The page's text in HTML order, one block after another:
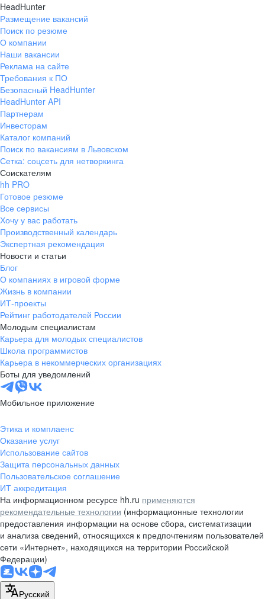
HeadHunter
Размещение вакансий
Поиск по резюме
О компании
Наши вакансии
Реклама на сайте
Требования к ПО
Безопасный HeadHunter
HeadHunter API
Партнерам
Инвесторам
Каталог компаний
Поиск по вакансиям в Львовском
Сетка: соцсеть для нетворкинга
Соискателям
hh PRO
Готовое резюме
Все сервисы
Хочу у вас работать
Производственный календарь
Экспертная рекомендация
Новости и статьи
Блог
О компаниях в игровой форме
Жизнь в компании
ИТ-проекты
Рейтинг работодателей России
Молодым специалистам
Карьера для молодых специалистов
Школа программистов
Карьера в некоммерческих организациях
Боты для уведомлений
Мобильное приложение
Этика и комплаенс
Оказание услуг
Использование сайтов
Защита персональных данных
Пользовательское соглашение
ИТ аккредитация
На информационном ресурсе hh.ru применяются
рекомендательные технологии (информационные технологии
предоставления информации на основе сбора, систематизации
и анализа сведений, относящихся к предпочтениям пользователей
сети «Интернет», находящихся на территории Российской
Федерации)
Русский